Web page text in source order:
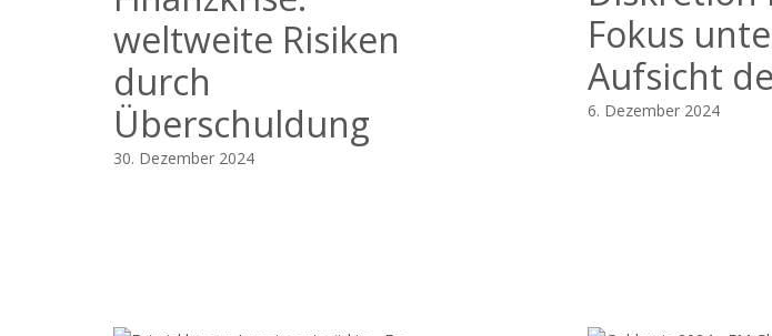
weltweite Risiken
durch
Überschuldung
30. Dezember 2024
Fokus
Aufsicht
6. Dezember 2024